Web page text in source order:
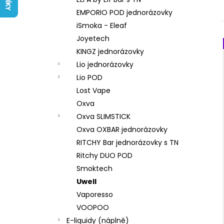
EMPORIO POD jednorázovky
iSmoka - Eleaf
Joyetech
KINGZ jednorázovky
Lio jednorázovky
Lio POD
Lost Vape
Oxva
Oxva SLIMSTICK
Oxva OXBAR jednorázovky
RITCHY Bar jednorázovky s TN
Ritchy DUO POD
Smoktech
Uwell
Vaporesso
VOOPOO
E-liquidy (náplně)
LIQUID ARAMAX 4PACK CIGAR
TOBACCO 4X10ML-18MG
558 Kč